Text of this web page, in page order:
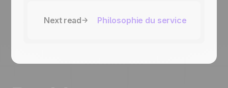
Next read Philosophie du service